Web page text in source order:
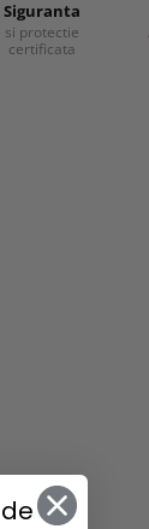
Siguranta
si protectie
certificata